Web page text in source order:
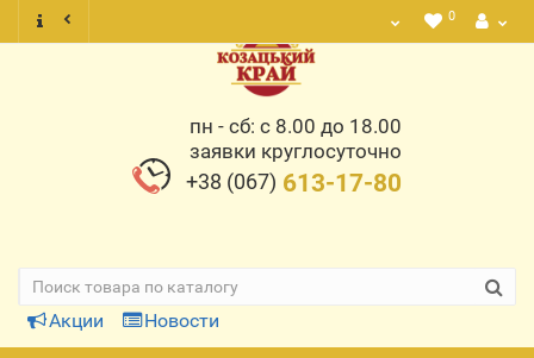
0
пн - сб: с 8.00 до 18.00
заявки круглосуточно
+38 (067) 613-17-80
Акции Новости